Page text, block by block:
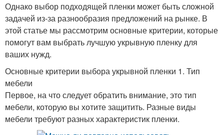
Однако выбор подходящей пленки может быть сложной
задачей из-за разнообразия предложений на рынке. В
этой статье мы рассмотрим основные критерии, которые
помогут вам выбрать лучшую укрывную пленку для
ваших нужд.
Основные критерии выбора укрывной пленки 1. Тип
мебели
Первое, на что следует обратить внимание, это тип
мебели, которую вы хотите защитить. Разные виды
мебели требуют разных характеристик пленки.